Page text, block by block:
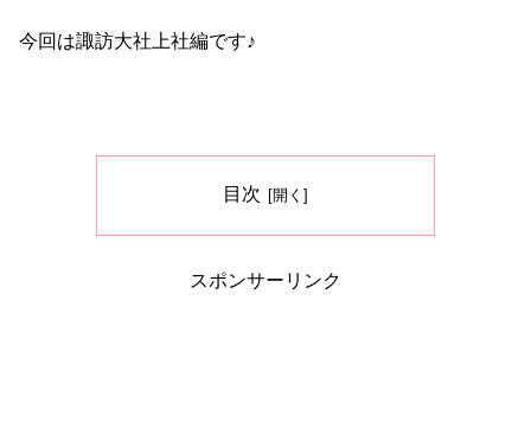
今回は諏訪大社上社編です♪
目次
スポンサーリンク